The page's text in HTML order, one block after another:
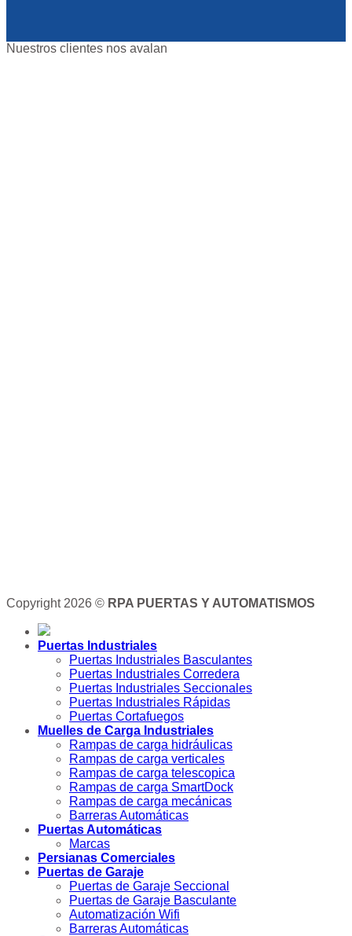
Nuestros clientes nos avalan
Copyright 2026 © RPA PUERTAS Y AUTOMATISMOS
Puertas Industriales
Puertas Industriales Basculantes
Puertas Industriales Corredera
Puertas Industriales Seccionales
Puertas Industriales Rápidas
Puertas Cortafuegos
Muelles de Carga Industriales
Rampas de carga hidráulicas
Rampas de carga verticales
Rampas de carga telescopica
Rampas de carga SmartDock
Rampas de carga mecánicas
Barreras Automáticas
Puertas Automáticas
Marcas
Persianas Comerciales
Puertas de Garaje
Puertas de Garaje Seccional
Puertas de Garaje Basculante
Automatización Wifi
Barreras Automáticas